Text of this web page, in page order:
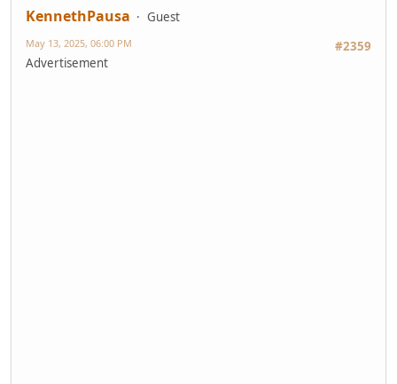
KennethPausa
Guest
#2359
May 13, 2025, 06:00 PM
Advertisement